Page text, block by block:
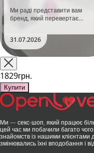
Ми раді представити вам
бренд, який перевертає
та вже встиг стати сенсацією
на міжнародній виставці API
Shanghai-2026!​LOVISS - це
поєднання унікальної
та бездога..
31.07.2026
1829грн.
Купити
Ми — секс-шоп, який працює
цей час ми побачили багато
знайомств із нашими клієнтами
змінювались їхні вподобання і